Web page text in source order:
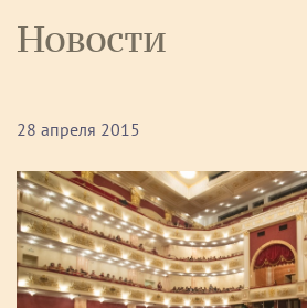
Новости
28 апреля 2015